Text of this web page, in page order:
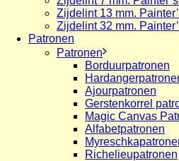
Zijdelint 13 mm.
Zijdelint 32 mm.
Patronen
Patronen
Borduurpatronen
Ajourpatronen
Gerstenkorrel
Magic Canvas
Alfabetpatronen
Richelieupatronen